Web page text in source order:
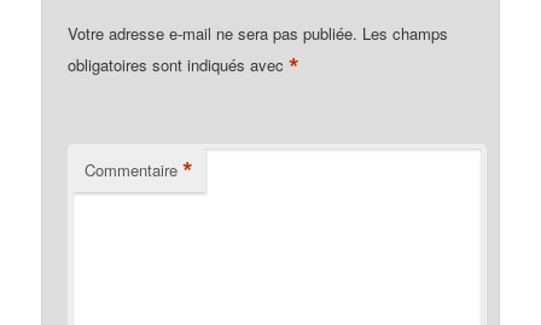
Votre adresse e-mail ne sera pas publiée. Les champs
obligatoires sont indiqués avec*
Commentaire *